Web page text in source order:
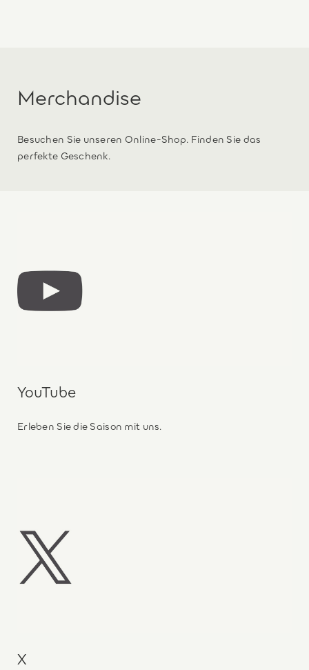
Merchandise
Besuchen Sie unseren Online-Shop. Finden Sie das
perfekte Geschenk.
YouTube
Erleben Sie die Saison mit uns.
X